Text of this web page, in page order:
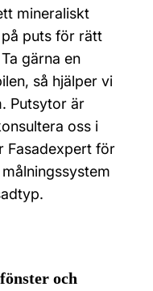
mineraliskt
puts för rätt
gärna en
så hjälper vi
Putsytor är
oss i
Fasadexpert för
och